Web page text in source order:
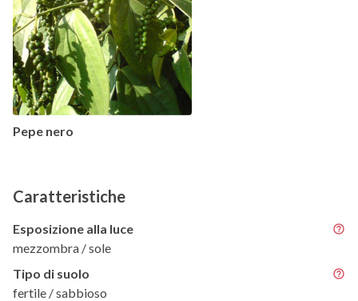
Pepe nero
Caratteristiche
Esposizione alla luce
mezzombra / sole
Tipo di suolo
fertile / sabbioso